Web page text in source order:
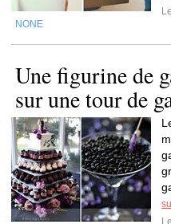
NONE
Une figurine de
sur une tour de